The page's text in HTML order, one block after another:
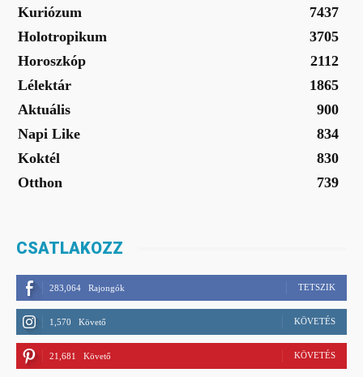
Kuriózum
7437
Holotropikum
3705
Horoszkóp
2112
Lélektár
1865
Aktuális
900
Napi Like
834
Koktél
830
Otthon
739
CSATLAKOZZ
283,064 Rajongók TETSZIK
1,570 Követő KÖVETÉS
21,681 Követő KÖVETÉS